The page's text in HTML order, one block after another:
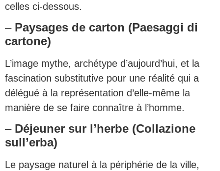
celles ci-dessous.
– Paysages de carton (Paesaggi di
cartone)
L’image mythe, archétype d’aujourd’hui, et la
fascination substitutive pour une réalité qui a
délégué à la représentation d’elle-même la
manière de se faire connaître à l’homme.
– Déjeuner sur l’herbe (Collazione
sull’erba)
Le paysage naturel à la périphérie de la ville,